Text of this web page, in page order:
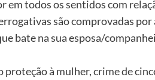
em todos os sentidos com
são comprovadas
bate na sua esposa/
proteção à mulher, crime de